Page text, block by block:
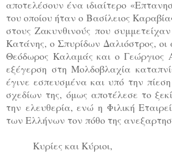
αποτελέσουν ένα ιδιαίτερο
του οποίου ήταν ο Βασίλειος
στους Ζακυνθινούς που
Κατάνης, ο Σπυρίδων Δαλιόστρος, οι
Θεόδωρος Καλαμάς και ο Γεώργιος
εξέγερση στη Μολδοβλαχία
έγινε εσπευσμένα και υπό την
σχεδίων της, όμως αποτέλεσε το
την ελευθερία, ενώ η Φιλική
των Ελλήνων τον πόθο της
Κυρίες και Κύριοι,